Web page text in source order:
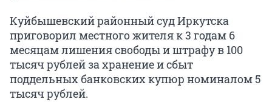
Куйбышевский районный суд Иркутска
приговорил местного жителя к 3 годам 6
месяцам лишения свободы и штрафу в 100
тысяч рублей за хранение и сбыт
поддельных банковских купюр номиналом 5
тысяч рублей.